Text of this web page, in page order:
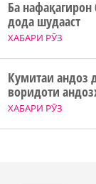
ХАБАРИ РӮЗ
Ба
дода шудааст
ХАБАРИ РӮЗ
Кумитаи
воридоти